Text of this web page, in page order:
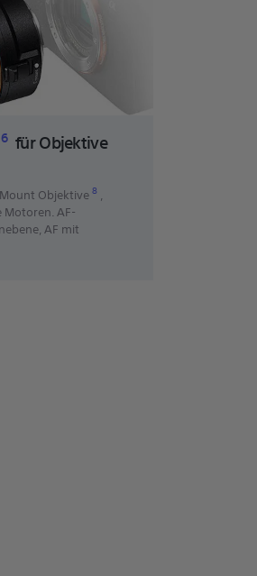
6für Objektive
Objektive8 ,
AF-
AF mit